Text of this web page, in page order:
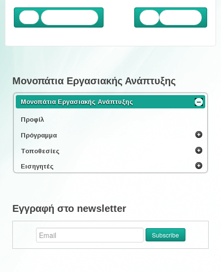
Μονοπάτια Εργασιακής Ανάπτυξης
Μονοπάτια Εργασιακής Ανάπτυξης
Προφίλ
Πρόγραμμα
Τοποθεσίες
Εισηγητές
Εγγραφή στο newsletter